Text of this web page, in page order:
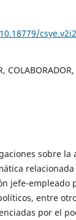
sobre
jefe-empleado
entre
por el